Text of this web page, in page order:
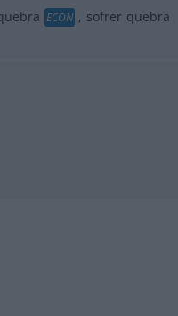
ECON , sofrer quebra